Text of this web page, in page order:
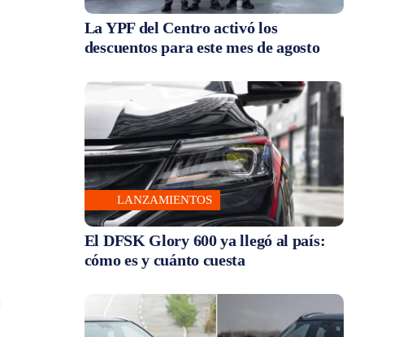
La YPF del Centro activó los
descuentos para este mes de agosto
LANZAMIENTOS
El DFSK Glory 600 ya llegó al país:
cómo es y cuánto cuesta